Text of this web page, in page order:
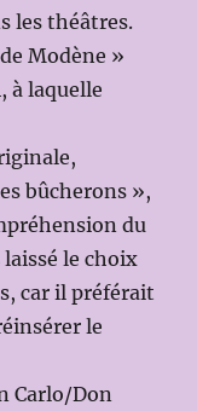
les théâtres.
Modène »
à laquelle
bûcherons »,
du
le choix
car il préférait
le
Carlo/Don